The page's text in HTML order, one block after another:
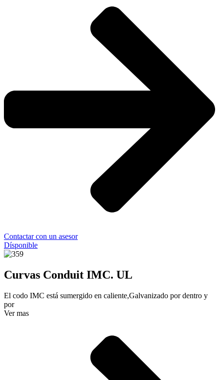
Contactar con un asesor
Dísponible
Curvas Conduit IMC. UL
El codo IMC está sumergido en caliente,Galvanizado por dentro y
por
Ver mas